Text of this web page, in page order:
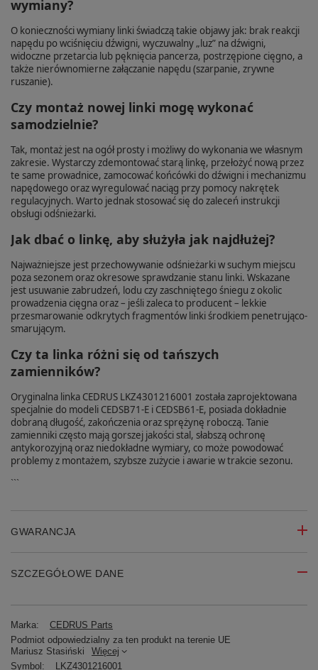
wymiany?
O konieczności wymiany linki świadczą takie objawy jak: brak reakcji
napędu po wciśnięciu dźwigni, wyczuwalny „luz” na dźwigni,
widoczne przetarcia lub pęknięcia pancerza, postrzępione cięgno, a
także nierównomierne załączanie napędu (szarpanie, zrywne
ruszanie).
Czy montaż nowej linki mogę wykonać
samodzielnie?
Tak, montaż jest na ogół prosty i możliwy do wykonania we własnym
zakresie. Wystarczy zdemontować starą linkę, przełożyć nową przez
te same prowadnice, zamocować końcówki do dźwigni i mechanizmu
napędowego oraz wyregulować naciąg przy pomocy nakrętek
regulacyjnych. Warto jednak stosować się do zaleceń instrukcji
obsługi odśnieżarki.
Jak dbać o linkę, aby służyła jak najdłużej?
Najważniejsze jest przechowywanie odśnieżarki w suchym miejscu
poza sezonem oraz okresowe sprawdzanie stanu linki. Wskazane
jest usuwanie zabrudzeń, lodu czy zaschniętego śniegu z okolic
prowadzenia cięgna oraz – jeśli zaleca to producent – lekkie
przesmarowanie odkrytych fragmentów linki środkiem penetrująco-
smarującym.
Czy ta linka różni się od tańszych
zamienników?
Oryginalna linka CEDRUS LKZ4301216001 została zaprojektowana
specjalnie do modeli CEDSB71-E i CEDSB61-E, posiada dokładnie
dobraną długość, zakończenia oraz sprężynę roboczą. Tanie
zamienniki często mają gorszej jakości stal, słabszą ochronę
antykorozyjną oraz niedokładne wymiary, co może powodować
problemy z montażem, szybsze zużycie i awarie w trakcie sezonu.
```
GWARANCJA
SZCZEGÓŁOWE DANE
Marka:
CEDRUS Parts
Podmiot odpowiedzialny za ten produkt na terenie UE
Mariusz Stasiński
Więcej
Symbol:
LKZ4301216001